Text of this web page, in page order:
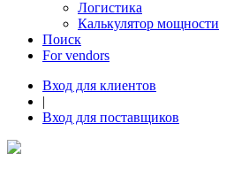
Логистика
Калькулятор мощности
Поиск
For vendors
Вход для клиентов
|
Вход для поставщиков